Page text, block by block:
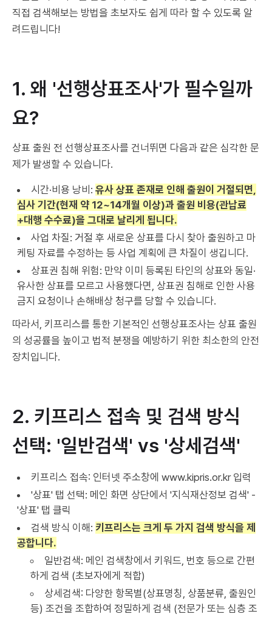
직접 검색해보는 방법을 초보자도 쉽게 따라 할 수 있도록 알
려드립니다!
1. 왜 '선행상표조사'가 필수일까
요?
상표 출원 전 선행상표조사를 건너뛰면 다음과 같은 심각한 문
제가 발생할 수 있습니다.
시간·비용 낭비: 유사 상표 존재로 인해 출원이 거절되면,
심사 기간(현재 약 12~14개월 이상)과 출원 비용(관납료
+대행 수수료)을 그대로 날리게 됩니다.
사업 차질: 거절 후 새로운 상표를 다시 찾아 출원하고 마
케팅 자료를 수정하는 등 사업 계획에 큰 차질이 생깁니다.
상표권 침해 위험: 만약 이미 등록된 타인의 상표와 동일·
유사한 상표를 모르고 사용했다면, 상표권 침해로 인한 사용
금지 요청이나 손해배상 청구를 당할 수 있습니다.
따라서, 키프리스를 통한 기본적인 선행상표조사는 상표 출원
의 성공률을 높이고 법적 분쟁을 예방하기 위한 최소한의 안전
장치입니다.
2. 키프리스 접속 및 검색 방식
선택: '일반검색' vs '상세검색'
키프리스 접속: 인터넷 주소창에 www.kipris.or.kr 입력
'상표' 탭 선택: 메인 화면 상단에서 '지식재산정보 검색' -
'상표' 탭 클릭
검색 방식 이해: 키프리스는 크게 두 가지 검색 방식을 제
공합니다.
일반검색: 메인 검색창에서 키워드, 번호 등으로 간편
하게 검색 (초보자에게 적합)
상세검색: 다양한 항목별(상표명칭, 상품분류, 출원인
등) 조건을 조합하여 정밀하게 검색 (전문가 또는 심층 조